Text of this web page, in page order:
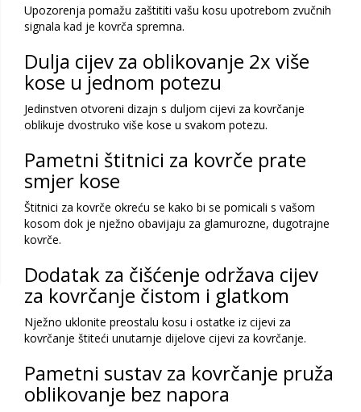
Upozorenja pomažu zaštititi vašu kosu upotrebom zvučnih
signala kad je kovrča spremna.
Dulja cijev za oblikovanje 2x više
kose u jednom potezu
Jedinstven otvoreni dizajn s duljom cijevi za kovrčanje
oblikuje dvostruko više kose u svakom potezu.
Pametni štitnici za kovrče prate
smjer kose
Štitnici za kovrče okreću se kako bi se pomicali s vašom
kosom dok je nježno obavijaju za glamurozne, dugotrajne
kovrče.
Dodatak za čišćenje održava cijev
za kovrčanje čistom i glatkom
Nježno uklonite preostalu kosu i ostatke iz cijevi za
kovrčanje štiteći unutarnje dijelove cijevi za kovrčanje.
Pametni sustav za kovrčanje pruža
oblikovanje bez napora